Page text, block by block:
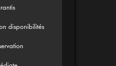
disponibilités